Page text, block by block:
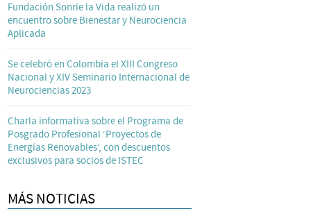
Fundación Sonríe la Vida realizó un
encuentro sobre Bienestar y Neurociencia
Aplicada
Se celebró en Colombia el XIII Congreso
Nacional y XIV Seminario Internacional de
Neurociencias 2023
Charla informativa sobre el Programa de
Posgrado Profesional ‘Proyectos de
Energías Renovables’, con descuentos
exclusivos para socios de ISTEC
MÁS NOTICIAS